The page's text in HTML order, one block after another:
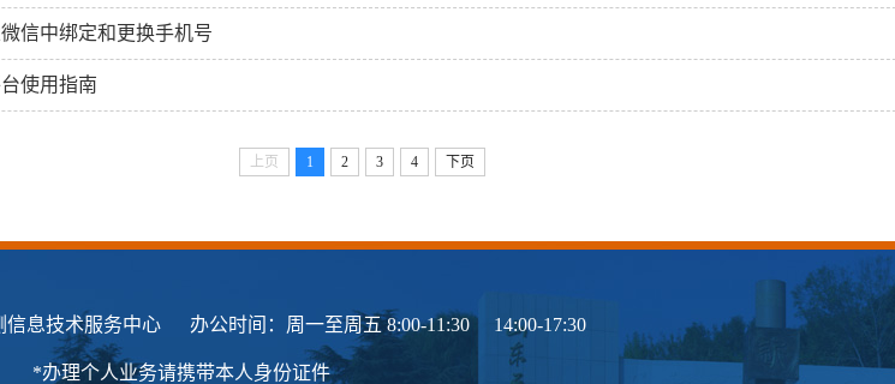
信中绑定和更换手机号
使用指南
上页 1 2 3 4 下页
信息技术服务中心 办公时间：周一至周五 8:00-11:30 14:00-17:30
*办理个人业务请携带本人身份证件